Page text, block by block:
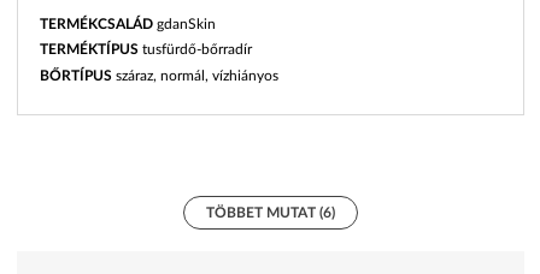
TERMÉKCSALÁD gdanSkin
TERMÉKTÍPUS tusfürdő-bőrradír
BŐRTÍPUS száraz, normál, vízhiányos
TÖBBET MUTAT (6)